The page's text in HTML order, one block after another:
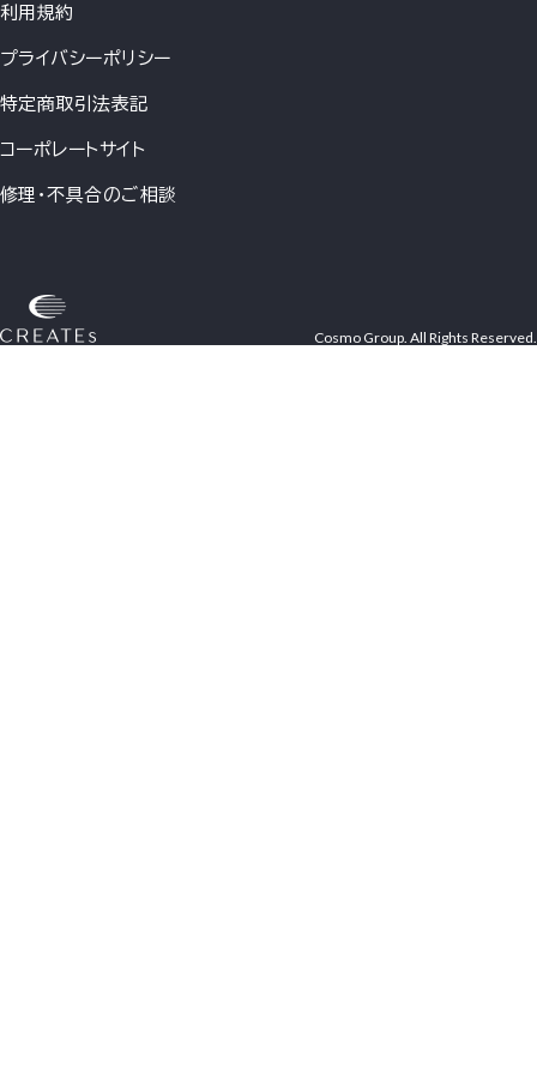
利用規約
プライバシーポリシー
特定商取引法表記
コーポレートサイト
修理・不具合のご相談
Cosmo Group. All Rights Reserved.